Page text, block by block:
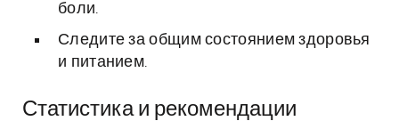
боли.
Следите за общим состоянием здоровья
и питанием.
Статистика и рекомендации